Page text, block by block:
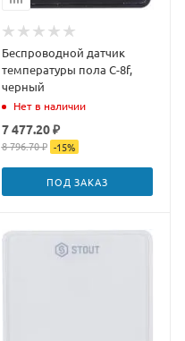
Беспроводной датчик
температуры пола C-8f,
черный
Нет в наличии
7 477.20 ₽
8 796.70 ₽ -15%
ПОД ЗАКАЗ